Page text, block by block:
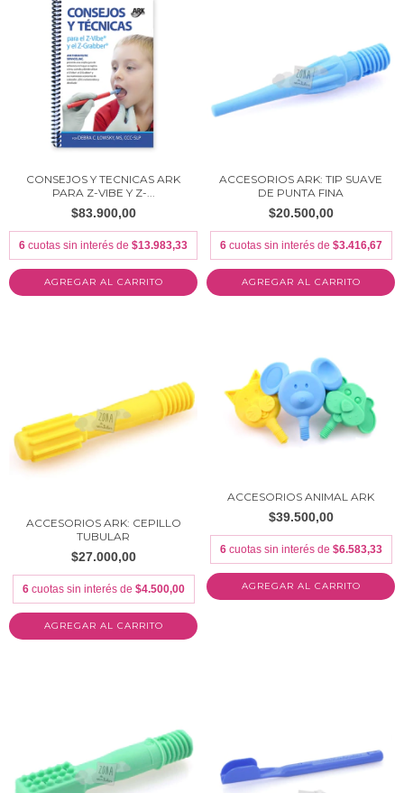
CONSEJOS Y TECNICAS ARK
PARA Z-VIBE Y Z-...
$83.900,00
6 cuotas sin interés de $13.983,33
ACCESORIOS ARK: TIP SUAVE
DE PUNTA FINA
$20.500,00
6 cuotas sin interés de $3.416,67
ACCESORIOS ARK: CEPILLO
TUBULAR
$27.000,00
6 cuotas sin interés de $4.500,00
ACCESORIOS ANIMAL ARK
$39.500,00
6 cuotas sin interés de $6.583,33
AGREGAR AL CARRITO